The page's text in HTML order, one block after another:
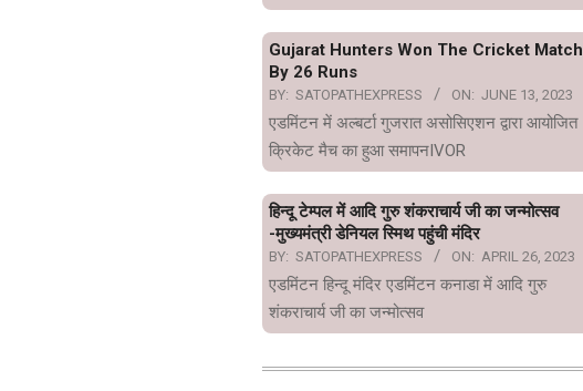
Gujarat Hunters Won The Cricket Match
By 26 Runs
BY: SATOPATHEXPRESS ON: JUNE 13, 2023
एडमिंटन में अल्बर्टा गुजरात असोसिएशन द्वारा आयोजित
क्रिकेट मैच का हुआ समापनIVOR
हिन्दू टेम्पल में आदि गुरु शंकराचार्य जी का जन्मोत्सव
-मुख्यमंत्री डेनियल स्मिथ पहुंची मंदिर
BY: SATOPATHEXPRESS ON: APRIL 26, 2023
एडमिंटन हिन्दू मंदिर एडमिंटन कनाडा में आदि गुरु
शंकराचार्य जी का जन्मोत्सव